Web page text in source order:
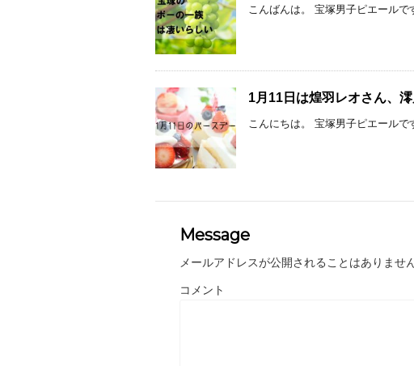
こんばんは。 宝塚男子ピエール
1月11日は煌羽レオさん、
こんにちは。 宝塚男子ピエールで
Message
メールアドレスが公開されることはありません
コメント